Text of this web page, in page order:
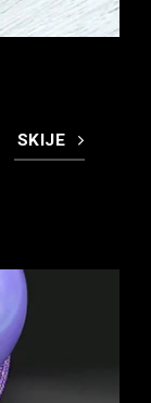
SKIJE